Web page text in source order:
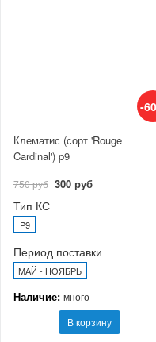
-
Клематис (сорт 'Rouge
Cardinal') p9
750 руб 300 руб
Тип КС
P9
Период поставки
МАЙ - НОЯБРЬ
Наличие: много
В корзину